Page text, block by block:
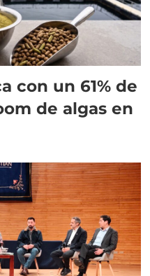
con un 61% de
de algas en